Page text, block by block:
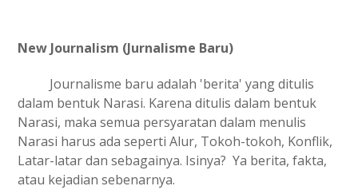
New Journalism (Jurnalisme Baru)
Journalisme baru adalah 'berita' yang ditulis
dalam bentuk Narasi. Karena ditulis dalam bentuk
Narasi, maka semua persyaratan dalam menulis
Narasi harus ada seperti Alur, Tokoh-tokoh, Konflik,
Latar-latar dan sebagainya. Isinya? Ya berita, fakta,
atau kejadian sebenarnya.